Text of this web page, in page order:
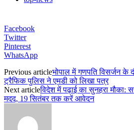
Facebook
Twitter
Pinterest
WhatsApp
Previous articleभोपाल में गणपति विसर्जन के
ट्रैफिक पुलिस ने एमडी को लिखा पत्र
Next articleविदेश में पढ़ाई का सुनहरा मौका:
मदद, 19 सितंबर तक करें आवेदन